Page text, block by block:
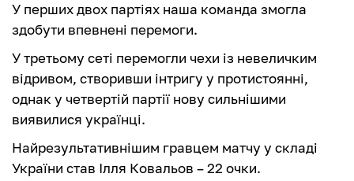
У перших двох партіях наша команда змогла
здобути впевнені перемоги.
У третьому сеті перемогли чехи із невеличким
відривом, створивши інтригу у протистоянні,
однак у четвертій партії нову сильнішими
виявилися українці.
Найрезультативнішим гравцем матчу у складі
України став Ілля Ковальов – 22 очки.